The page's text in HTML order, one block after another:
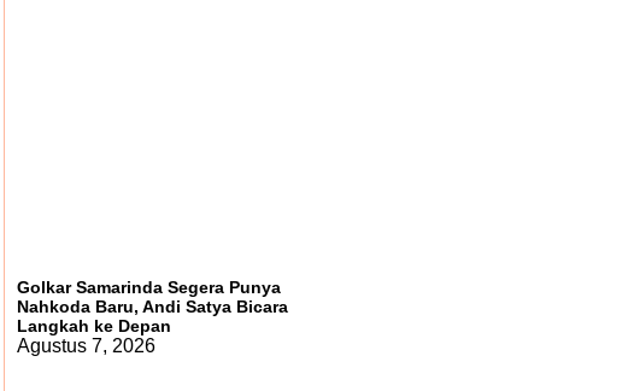
Golkar Samarinda Segera Punya
Nahkoda Baru, Andi Satya Bicara
Langkah ke Depan
Agustus 7, 2026